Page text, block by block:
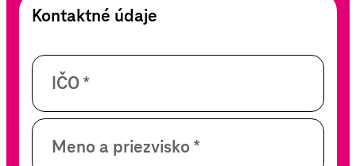
Kontaktné údaje
IČO *
Meno a priezvisko *